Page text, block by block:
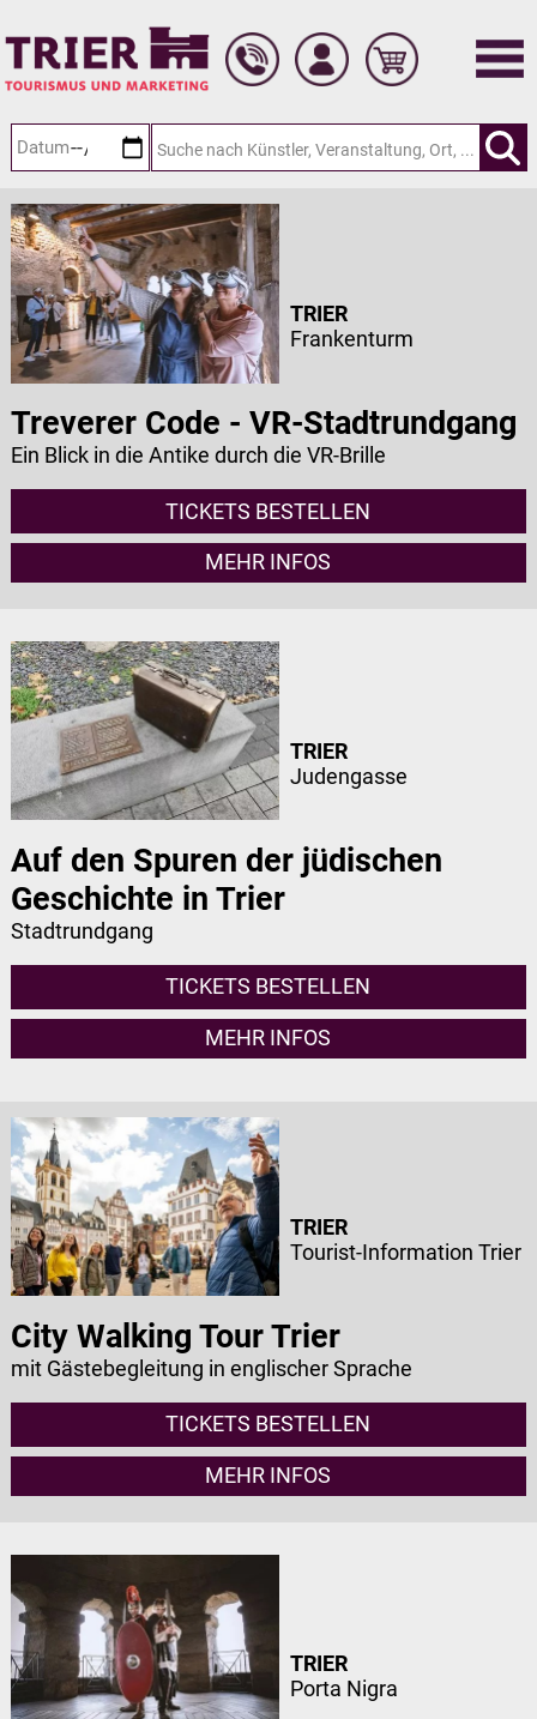
Hauptinhalt
springen
Treverer Code - VR-Stadtrundgang
Ein Blick in die Antike durch die VR-Brille
TICKETS BESTELLEN
MEHR INFOS
TRIER
Frankenturm
Auf den Spuren der jüdischen
Geschichte in Trier
Stadtrundgang
TICKETS BESTELLEN
MEHR INFOS
TRIER
Judengasse
City Walking Tour Trier
mit Gästebegleitung in englischer Sprache
TICKETS BESTELLEN
MEHR INFOS
TRIER
Tourist-Information Trier
TRIER
Porta Nigra